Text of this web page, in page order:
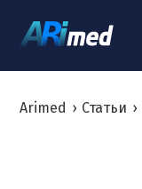
Arimed › Статьи ›